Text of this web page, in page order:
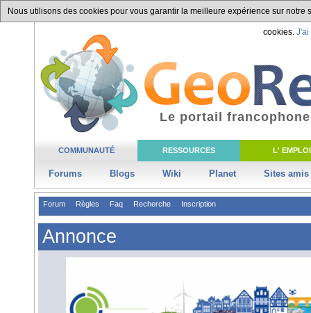
Nous utilisons des cookies pour vous garantir la meilleure expérience sur
cookies. J'ai
COMMUNAUTÉ RESSOURCES L' EMPLOI
Forums Blogs Wiki Planet Sites amis
Le portail
Forum Règles Faq Recherche Inscription
Annonce